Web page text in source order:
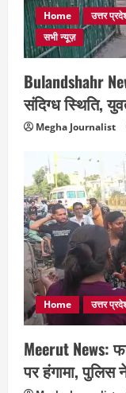
Home उत्तर
सभी न्यूज़
Bulandshahr
संदिग्ध स्थिति,
Megha Journalist
Home उत्तर
Meerut News:
पर हंगामा, पुलिस